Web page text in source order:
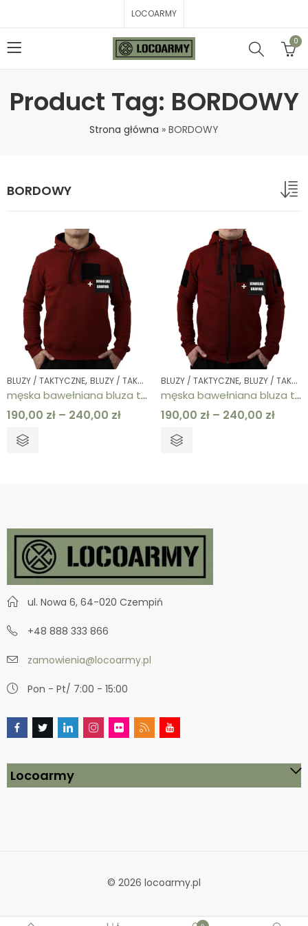
LOCOARMY
0
Product Tag: BORDOWY
Strona główna » BORDOWY
BORDOWY
BLUZY / TAKTYCZNE, BLUZY / TAKTYCZNE ,BLUZY / TAKTYCZNE,BLUZY /
męska bawełniana bluza taktyczna kangur bordowa z rzepem
190,00 zł – 240,00 zł
BLUZY / TAKTYCZNE, BLUZY / TAKTYCZNE
męska bawełniana bluza taktyczna rozpinana bordowa z rzepem
190,00 zł – 240,00 zł
ul. Nowa 6, 64-020 Czempiń
+48 888 333 866
zamowienia@locoarmy.pl
Pon - Pt/ 7:00 - 15:00
Locoarmy
© 2026 locoarmy.pl